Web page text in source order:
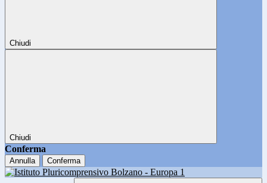
Chiudi
Chiudi
Conferma
Annulla Conferma